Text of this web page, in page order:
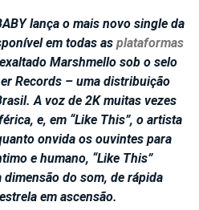
lança o mais novo single da
em todas as plataformas
Marshmello sob o selo
Records – uma distribuição
A voz de 2K muitas vezes
e, em “Like This”, o artista
onvida os ouvintes para
e humano, “Like This”
do som, de rápida
em ascensão.